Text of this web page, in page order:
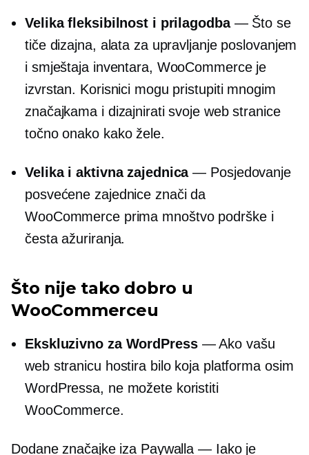
Velika fleksibilnost i prilagodba— Što se
tiče dizajna, alata za upravljanje poslovanjem
i smještaja inventara, WooCommerce je
izvrstan. Korisnici mogu pristupiti mnogim
značajkama i dizajnirati svoje web stranice
točno onako kako žele.
Velika i aktivna zajednica— Posjedovanje
posvećene zajednice znači da
WooCommerce prima mnoštvo podrške i
česta ažuriranja.
Što nije tako dobro u
WooCommerceu
Ekskluzivno za WordPress— Ako vašu
web stranicu hostira bilo koja platforma osim
WordPressa, ne možete koristiti
WooCommerce.
Dodane značajke iza Paywalla — Iako je